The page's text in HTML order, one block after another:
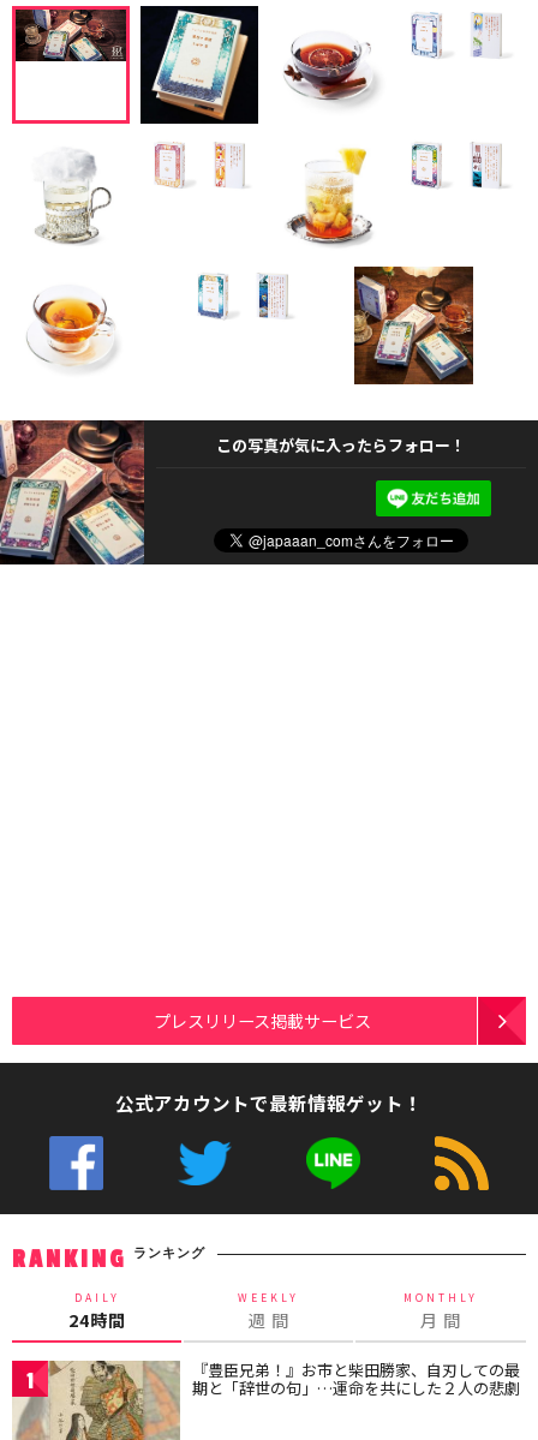
この写真が気に入ったらフォロー！
プレスリリース掲載サービス
公式アカウントで最新情報ゲット！
RANKING ランキング
DAILY
24時間
WEEKLY
週 間
MONTHLY
月 間
1 『豊臣兄弟！』お市と柴田勝家、自刃しての最
期と「辞世の句」…運命を共にした２人の悲劇